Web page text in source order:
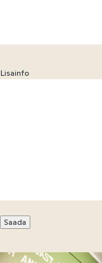
Lisainfo